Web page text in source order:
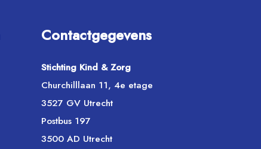
Contactgegevens
Stichting Kind & Zorg
Churchilllaan 11, 4e etage
3527 GV Utrecht
Postbus 197
3500 AD Utrecht